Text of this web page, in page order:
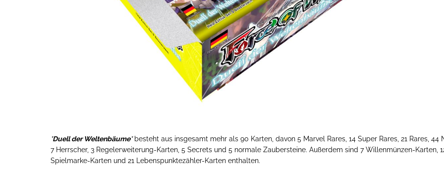
"Duell der Weltenbäume"besteht aus insgesamt mehr als 90 Karten, davon 5 Marvel Rares, 14 Super Rares, 21 Rares, 44
7 Herrscher, 3 Regelerweiterung-Karten, 5 Secrets und 5 normale Zaubersteine. Außerdem sind 7 Willenmünzen-Karten,
Spielmarke-Karten und 21 Lebenspunktezähler-Karten enthalten.